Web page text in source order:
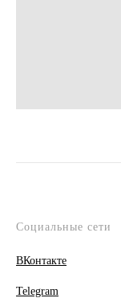
Социальные сети
ВКонтакте
Telegram